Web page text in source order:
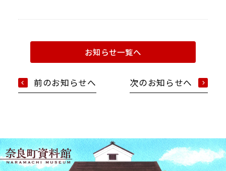
前のお知らせへ
お知らせ一覧へ
次のお知らせへ